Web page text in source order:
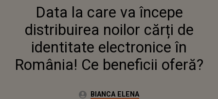
DISTRIBUIREA NOILOR CĂRȚI DE
IDENTITATE ELECTRONICE ÎN
ROMÂNIA! CE BENEFICII OFERĂ?
Data la care va începe
distribuirea noilor cărți de
identitate electronice în
România! Ce beneficii oferă?
Autor:BIANCA ELENA